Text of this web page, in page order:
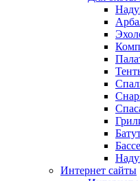
Интернет сайты